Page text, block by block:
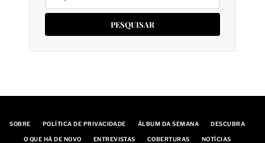
SOBRE POLÍTICA DE PRIVACIDADE ÁLBUM DA SEMANA DESCUBRA
O QUE HÁ DE NOVO ENTREVISTAS COBERTURAS NOTÍCIAS